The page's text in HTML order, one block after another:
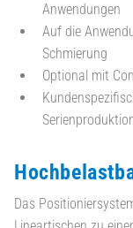
Anwendungen
Auf die
Schmierung
Optional mit
Das